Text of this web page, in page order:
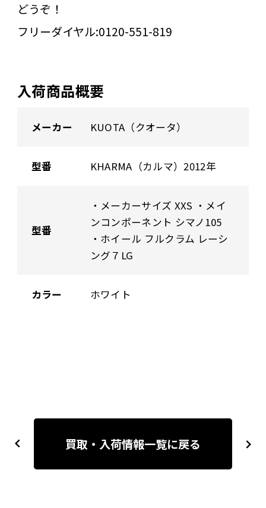
どうぞ！
フリーダイヤル:0120-551-819
入荷商品概要
メーカー KUOTA（クオータ）
型番 KHARMA（カルマ）2012年
型番
・メーカーサイズ XXS ・メイ
ンコンポーネント シマノ105
・ホイール フルクラム レーシ
ング７LG
カラー ホワイト
稿
previous next
買取・入荷情報一覧に戻る